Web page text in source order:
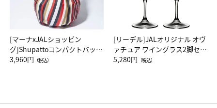
[マーナxJALショッピン
グ]Shupattoコンパクトバッグ
Drop JAL客室乗務員（LC）ス
3,960円 （税込）
[リーデル]JALオリジナル オヴ
ァチュア ワイングラス2脚セッ
ト（レッドワイン）
5,280円 （税込）